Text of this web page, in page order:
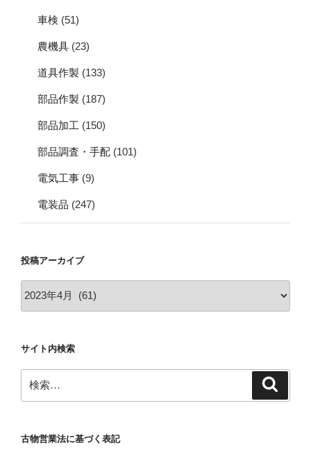
車検 (51)
農機具 (23)
道具作製 (133)
部品作製 (187)
部品加工 (150)
部品調査・手配 (101)
電気工事 (9)
電装品 (247)
投稿アーカイブ
カ
イ
ブ
サイト内検索
索:
古物営業法に基づく表記